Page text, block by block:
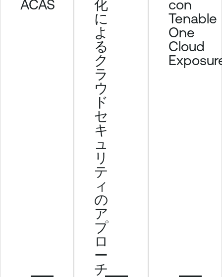
ACAS
化
に
よ
る
ク
ラ
ウ
ド
セ
キ
ュ
リ
テ
ィ
の
ア
プ
ロ
ー
チ
con
Tenable
One
Cloud